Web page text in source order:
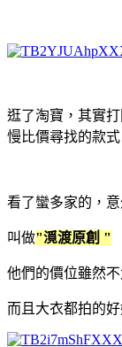
逛了淘寶，其實
慢比價尋找的款式
看了蠻多家的，
叫做"漞渡原創 "
他們的價位雖然
而且大衣都拍的